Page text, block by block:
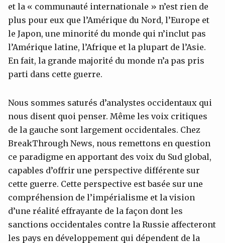
et la « communauté internationale » n’est rien de
plus pour eux que l’Amérique du Nord, l’Europe et
le Japon, une minorité du monde qui n’inclut pas
l’Amérique latine, l’Afrique et la plupart de l’Asie.
En fait, la grande majorité du monde n’a pas pris
parti dans cette guerre.
Nous sommes saturés d’analystes occidentaux qui
nous disent quoi penser. Même les voix critiques
de la gauche sont largement occidentales. Chez
BreakThrough News, nous remettons en question
ce paradigme en apportant des voix du Sud global,
capables d’offrir une perspective différente sur
cette guerre. Cette perspective est basée sur une
compréhension de l’impérialisme et la vision
d’une réalité effrayante de la façon dont les
sanctions occidentales contre la Russie affecteront
les pays en développement qui dépendent de la